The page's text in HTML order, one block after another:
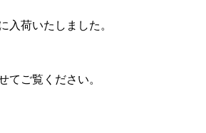
入荷いたしました。
ご覧ください。